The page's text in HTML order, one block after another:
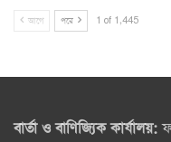
আগে পরে 1 of 1,445
বার্তা ও বাণিজ্যিক কার্যালয়: